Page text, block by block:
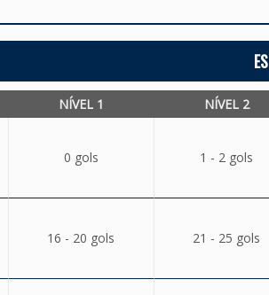
NÍVEL 1 NÍVEL 2
0 gols 1 - 2 gols
16 - 20 gols 21 - 25 gols